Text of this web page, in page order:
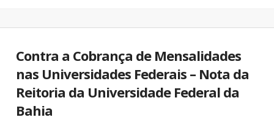
Contra a Cobrança de Mensalidades
nas Universidades Federais – Nota da
Reitoria da Universidade Federal da
Bahia